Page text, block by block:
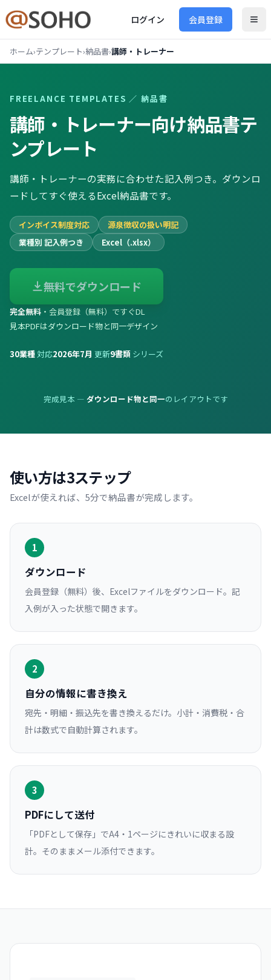
ログイン 会員登録
ホーム›テンプレート›納品書›講師・トレーナー
FREELANCE TEMPLATES ／納品書
講師・トレーナー向け納品書テ
ンプレート
講師・トレーナーの実務に合わせた記入例つき。ダウンロ
ードしてすぐ使えるExcel納品書です。
インボイス制度対応
源泉徴収の扱い明記
業種別 記入例つき
Excel（.xlsx）
無料でダウンロード
完全無料 ・会員登録（無料）ですぐDL
見本PDFはダウンロード物と同一デザイン
30業種対応2026年7月 更新9書類 シリーズ
完成見本 — ダウンロード物と同一のレイアウトです
使い方は3ステップ
Excelが使えれば、5分で納品書が完成します。
1
ダウンロード
会員登録（無料）後、Excelファイルをダウンロード。記
入例が入った状態で開きます。
2
自分の情報に書き換え
宛先・明細・振込先を書き換えるだけ。小計・消費税・合
計は数式で自動計算されます。
3
PDFにして送付
「PDFとして保存」でA4・1ページにきれいに収まる設
計。そのままメール添付できます。